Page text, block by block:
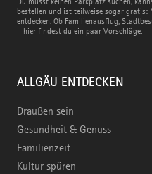
bestellen und ist teilweise sogar gratis:
entdecken. Ob Familienausflug,
– hier findest du ein paar Vorschläge.
und
Bahn
ALLGÄU ENTDECKEN
Draußen sein
Gesundheit & Genuss
Familienzeit
Kultur spüren